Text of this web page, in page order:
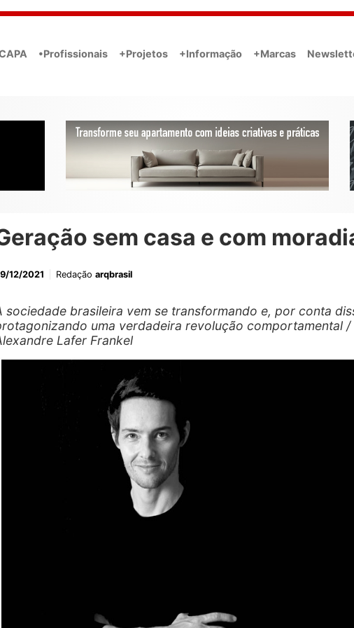
•Profissionais +Projetos +Informação +Marcas
sem casa e com
12/2021 Redação arqbrasil
sociedade brasileira vem se transformando e, por conta
uma verdadeira revolução comportamental /
Lafer Frankel